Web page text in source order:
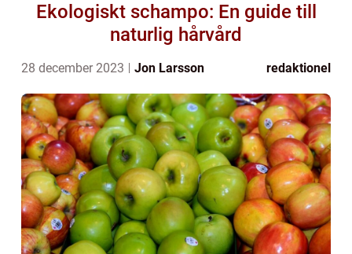
Ekologiskt schampo: En guide till
naturlig hårvård
28 december 2023 Jon Larsson redaktionel